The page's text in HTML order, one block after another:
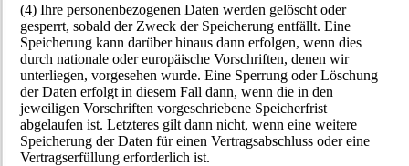
(4) Ihre personenbezogenen Daten werden gelöscht oder
gesperrt, sobald der Zweck der Speicherung entfällt. Eine
Speicherung kann darüber hinaus dann erfolgen, wenn dies
durch nationale oder europäische Vorschriften, denen wir
unterliegen, vorgesehen wurde. Eine Sperrung oder Löschung
der Daten erfolgt in diesem Fall dann, wenn die in den
jeweiligen Vorschriften vorgeschriebene Speicherfrist
abgelaufen ist. Letzteres gilt dann nicht, wenn eine weitere
Speicherung der Daten für einen Vertragsabschluss oder eine
Vertragserfüllung erforderlich ist.